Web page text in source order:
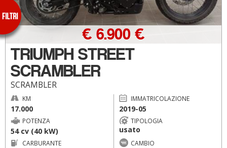
TRIUMPH STREET
SCRAMBLER
SCRAMBLER
€ 6.900 €
KM
17.000
IMMATRICOLAZIONE
2019-05
POTENZA
54 cv (40 kW)
TIPOLOGIA
usato
CARBURANTE CAMBIO